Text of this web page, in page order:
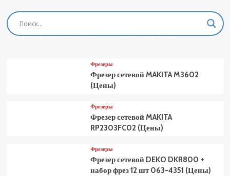
Фрезеры
Фрезер сетевой MAKITA M3601 (Цены)
Фрезеры
Фрезер сетевой MAKITA M3602
(Цены)
Фрезеры
Фрезер сетевой MAKITA
RP2303FC02 (Цены)
Фрезеры
Фрезер сетевой DEKO DKR800 +
набор фрез 12 шт 063-4351 (Цены)